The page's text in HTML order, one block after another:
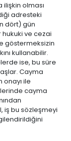
ilişkin olması
adresteki
dört) gün
hukuki ve cezai
göstermeksizin
kullanabilir.
ise, bu süre
Cayma
ile
cayma
iş bu sözleşmeyi